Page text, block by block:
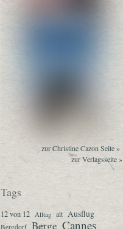
zur Christine Cazon Seite »
zur Verlagsseite »
Tags
12 von 12 Alltag alt Ausflug
Bergdorf Berge Cannes